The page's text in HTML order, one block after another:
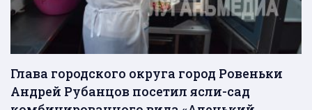
Глава городского округа город Ровеньки
Андрей Рубанцов посетил ясли-сад